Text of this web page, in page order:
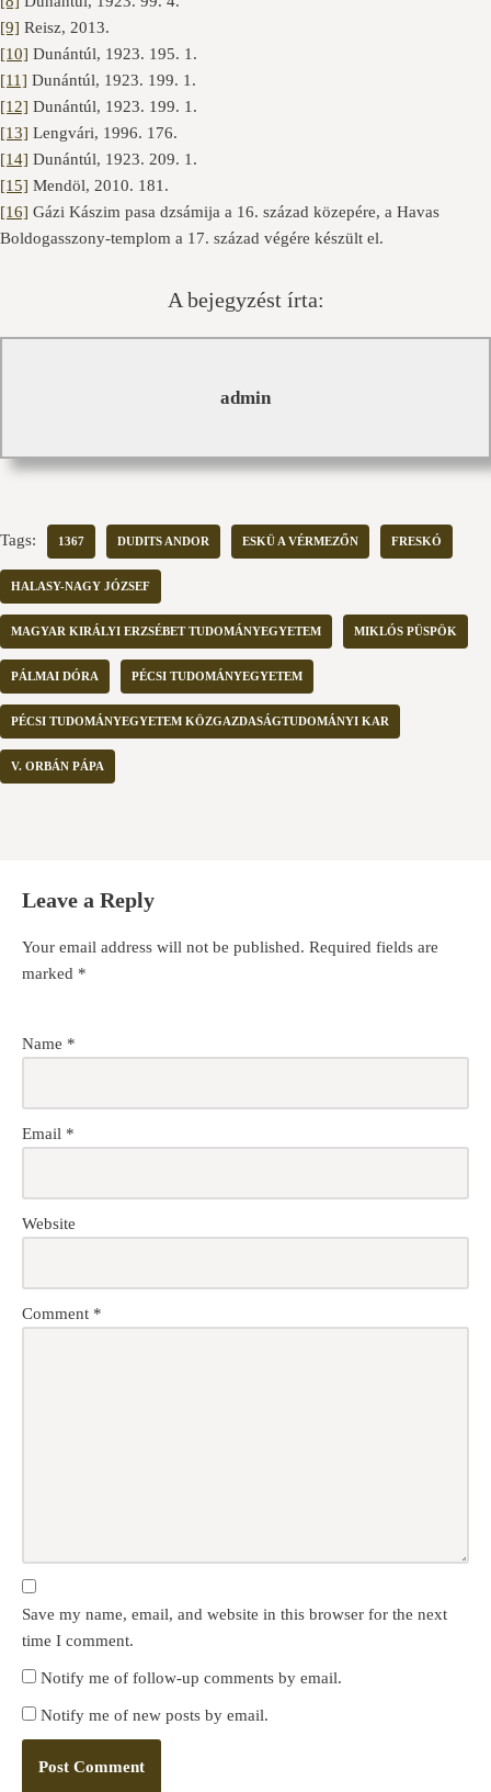
[9] Reisz, 2013.
[10] Dunántúl, 1923. 195. 1.
[11] Dunántúl, 1923. 199. 1.
[12] Dunántúl, 1923. 199. 1.
[13] Lengvári, 1996. 176.
[14] Dunántúl, 1923. 209. 1.
[15] Mendöl, 2010. 181.
[16] Gázi Kászim pasa dzsámija a 16. század közepére, a Havas
Boldogasszony-templom a 17. század végére készült el.
A bejegyzést írta:
admin
Tags: 1367 DUDITS ANDOR ESKÜ A VÉRMEZŐN FRESKÓ
HALASY-NAGY JÓZSEF
MAGYAR KIRÁLYI ERZSÉBET TUDOMÁNYEGYETEM MIKLÓS PÜSPÖK
PÁLMAI DÓRA PÉCSI TUDOMÁNYEGYETEM
PÉCSI TUDOMÁNYEGYETEM KÖZGAZDASÁGTUDOMÁNYI KAR
V. ORBÁN PÁPA
Leave a Reply
Your email address will not be published. Required fields are
marked *
Name *
Email *
Website
Comment *
Save my name, email, and website in this browser for the next
time I comment.
Notify me of follow-up comments by email.
Notify me of new posts by email.